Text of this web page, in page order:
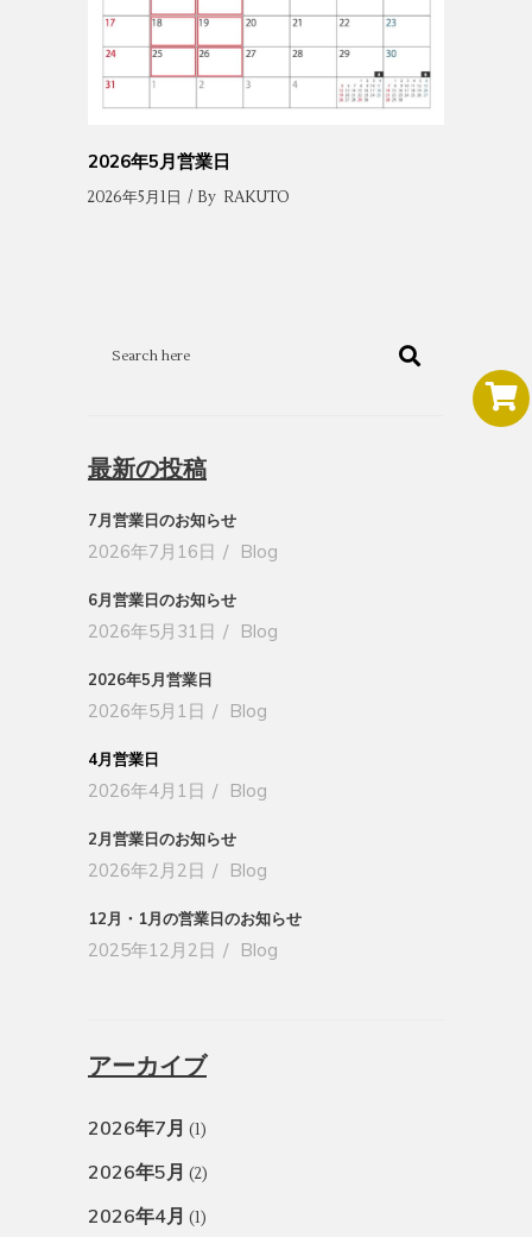
2026年5月営業日
2026年5月1日 By RAKUTO
最新の投稿
7月営業日のお知らせ
2026年7月16日 Blog
6月営業日のお知らせ
2026年5月31日 Blog
2026年5月営業日
2026年5月1日 Blog
4月営業日
2026年4月1日 Blog
2月営業日のお知らせ
2026年2月2日 Blog
12月・1月の営業日のお知らせ
2025年12月2日 Blog
アーカイブ
2026年7月 (1)
2026年5月 (2)
2026年4月 (1)